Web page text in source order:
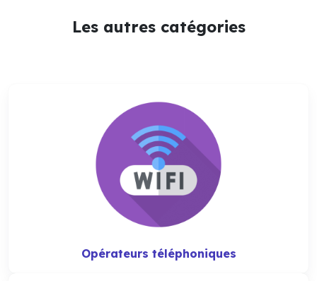
Les autres catégories
Opérateurs téléphoniques